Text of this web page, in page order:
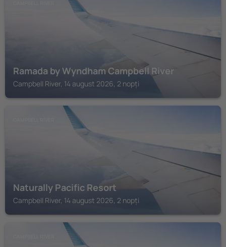
Ramada by Wyndham Campbell River
Campbell River, 14 august 2026, 2 nopți
Naturally Pacific Resort
Campbell River, 14 august 2026, 2 nopți